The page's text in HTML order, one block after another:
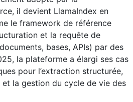
il devient LlamaIndex en
le framework de référence
et la requête de
bases, APIs) par des
la plateforme a élargi ses cas
pour l’extraction structurée,
et la gestion du cycle de vie des